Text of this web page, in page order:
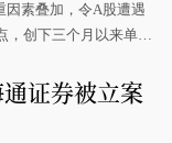
因素叠加，令A股遭遇
，创下三个月以来单日
证券被立案